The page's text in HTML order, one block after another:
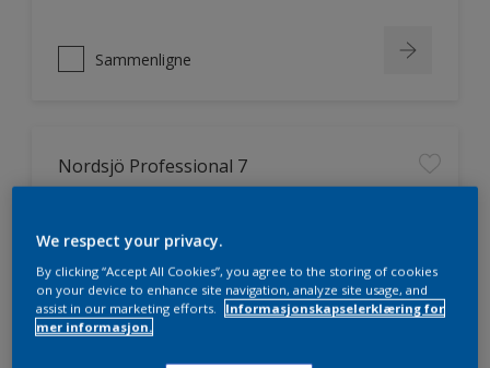
Sammenligne
Nordsjö Professional 7
Lett å påføre og fordele
Jevnere og finere finish, også i
mørke farger
We respect your privacy.
By clicking “Accept All Cookies”, you agree to the storing of cookies
on your device to enhance site navigation, analyze site usage, and
assist in our marketing efforts.
Informasjonskapselerklæring for
mer informasjon.